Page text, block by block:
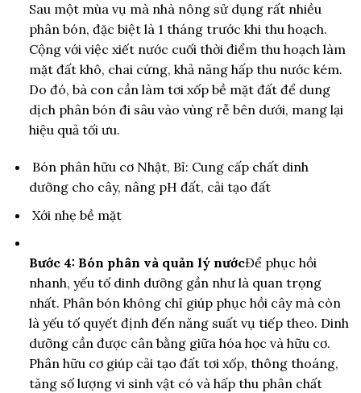
Sau một mùa vụ mà nhà nông sử dụng rất nhiều
phân bón, đặc biệt là 1 tháng trước khi thu hoạch.
Cộng với việc xiết nước cuối thời điểm thu hoạch làm
mặt đất khô, chai cứng, khả năng hấp thu nước kém.
Do đó, bà con cần làm tơi xốp bề mặt đất để dung
dịch phân bón đi sâu vào vùng rễ bên dưới, mang lại
hiệu quả tối ưu.
Bón phân hữu cơ Nhật, Bỉ: Cung cấp chất dinh
dưỡng cho cây, nâng pH đất, cải tạo đất
Xới nhẹ bề mặt
Bước 4: Bón phân và quản lý nướcĐể phục hồi
nhanh, yếu tố dinh dưỡng gần như là quan trọng
nhất. Phân bón không chỉ giúp phục hồi cây mà còn
là yếu tố quyết định đến năng suất vụ tiếp theo. Dinh
dưỡng cần được cân bằng giữa hóa học và hữu cơ.
Phân hữu cơ giúp cải tạo đất tơi xốp, thông thoáng,
tăng số lượng vi sinh vật có và hấp thu phân chất